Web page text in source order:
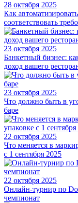
28 октября 2025
Как
соответствовать
23 октября 2025
Банкетный бизнес:
доход вашего
23 октября 2025
Что должно быть в
баре
22 октября 2025
Что меняется в
с 1 сентября 2025
22 октября 2025
Онлайн-турнир по
чемпионат